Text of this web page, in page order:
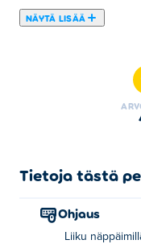
NÄYTÄ LISÄÄ
nopeana jäsenenä
mitä valtakunnassasi
murskaamalla
kiinnitä huomiota
pelin sisällä ja
valtaistuimellesi
Tietoja tästä
Ohjaus
Liiku